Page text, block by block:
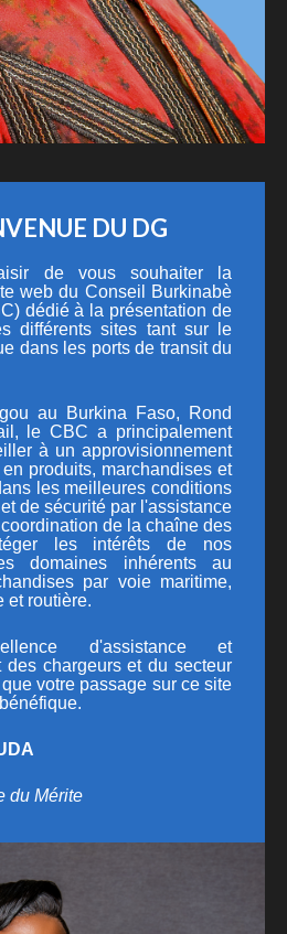
DU DG
de vous souhaiter la
web du Conseil Burkinabè
dédié à la présentation de
différents sites tant sur le
dans les ports de transit du
au Burkina Faso, Rond
le CBC a principalement
à un approvisionnement
produits, marchandises et
les meilleures conditions
de sécurité par l'assistance
de la chaîne des
les intérêts de nos
domaines inhérents au
par voie maritime,
et routière.
d'assistance et
des chargeurs et du secteur
votre passage sur ce site
du Mérite